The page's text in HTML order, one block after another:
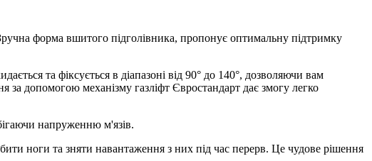
форма вшитого підголівника, пропонує оптимальну підтримку
та фіксується в діапазоні від 90° до 140°, дозволяючи вам
допомогою механізму газліфт Євростандарт дає змогу легко
напруженню м'язів.
ноги та зняти навантаження з них під час перерв. Це чудове рішення